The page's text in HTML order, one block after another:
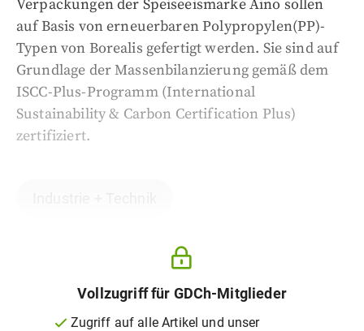
Verpackungen der Speiseeismarke Aino sollen
auf Basis von erneuerbaren Polypropylen(PP)-
Typen von Borealis gefertigt werden. Sie sind auf
Grundlage der Massenbilanzierung gemäß dem
ISCC-Plus-Programm (International
Sustainability & Carbon Certification Plus)
zertifiziert.
Vollzugriff für GDCh-Mitglieder
Zugriff auf alle Artikel und unser